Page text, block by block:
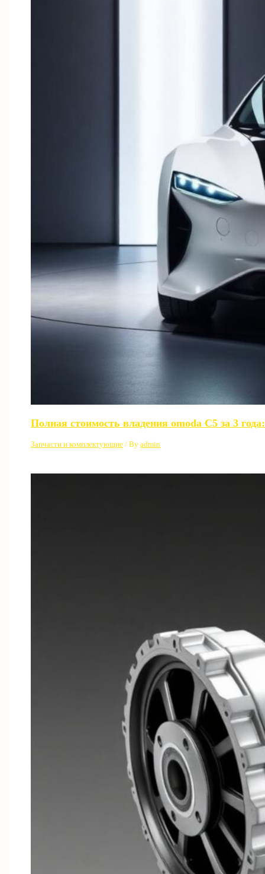
Полная стоимость владения omoda C5 за 3
Запчасти и комплектующие / Byadmin